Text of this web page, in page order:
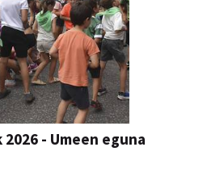
- Umeen eguna